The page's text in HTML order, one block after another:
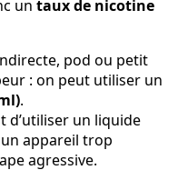
un taux de nicotine
pod ou petit
: on peut utiliser un
.
d’utiliser un liquide
appareil trop
agressive.